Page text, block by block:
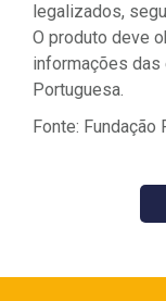
legalizados,
O produto deve
informações das
Portuguesa.
Fonte: Fundação